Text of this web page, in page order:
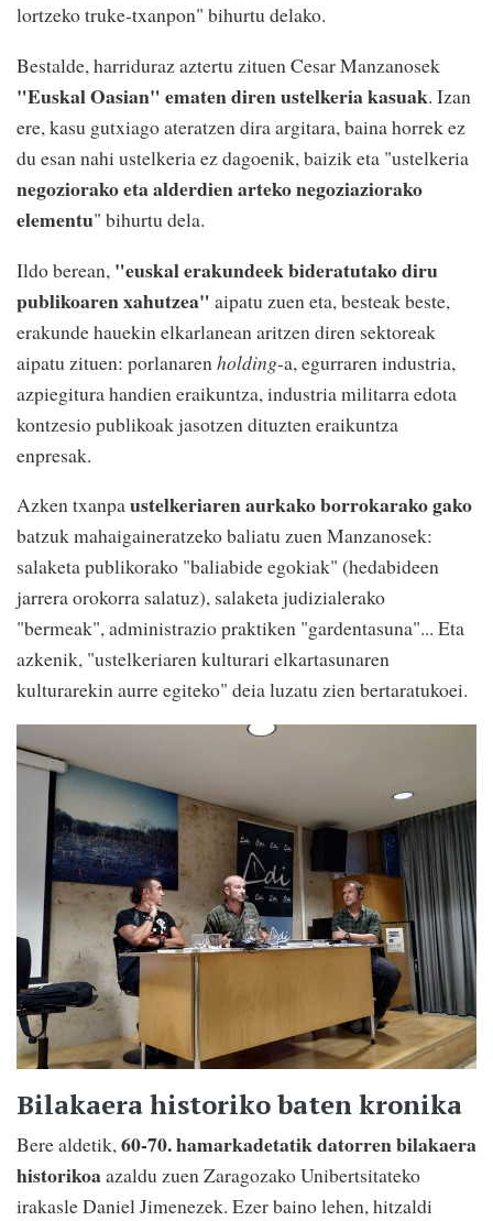
lortzeko truke-txanpon" bihurtu delako.
Bestalde, harriduraz aztertu zituen Cesar Manzanosek
"Euskal Oasian" ematen diren ustelkeria kasuak. Izan
ere, kasu gutxiago ateratzen dira argitara, baina horrek ez
du esan nahi ustelkeria ez dagoenik, baizik eta "ustelkeria
negoziorako eta alderdien arteko negoziaziorako
elementu" bihurtu dela.
Ildo berean, "euskal erakundeek bideratutako diru
publikoaren xahutzea" aipatu zuen eta, besteak beste,
erakunde hauekin elkarlanean aritzen diren sektoreak
aipatu zituen: porlanaren holding-a, egurraren industria,
azpiegitura handien eraikuntza, industria militarra edota
kontzesio publikoak jasotzen dituzten eraikuntza
enpresak.
Azken txanpaustelkeriaren aurkako borrokarako gako
batzuk mahaigaineratzeko baliatu zuen Manzanosek:
salaketa publikorako "baliabide egokiak" (hedabideen
jarrera orokorra salatuz), salaketa judizialerako
"bermeak", administrazio praktiken "gardentasuna"... Eta
azkenik, "ustelkeriaren kulturari elkartasunaren
kulturarekin aurre egiteko" deia luzatu zien bertaratukoei.
Bilakaera historiko baten kronika
Bere aldetik, 60-70. hamarkadetatik datorren bilakaera
historikoaazaldu zuen Zaragozako Unibertsitateko
irakasle Daniel Jimenezek. Ezer baino lehen, hitzaldi